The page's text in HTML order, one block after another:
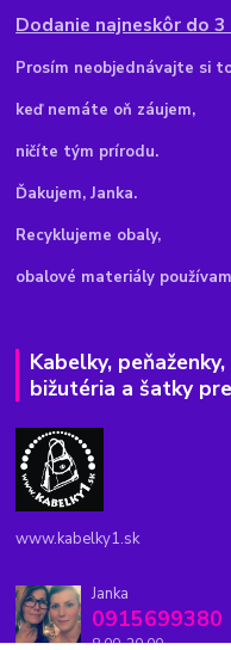
Dodanie najneskôr do 3
Prosím neobjednávajte si
keď nemáte oň záujem,
ničíte tým prírodu.
Ďakujem, Janka.
Recyklujeme obaly,
obalové materiály
Kabelky,
bižutéria a šatky
www.kabelky1.sk
Janka
0915699380
8.00-20.00